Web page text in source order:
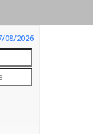
08/2026